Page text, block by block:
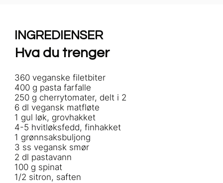
360 veganske filetbiter
400 g pasta farfalle
250 g cherrytomater, delt i 2
6 dl vegansk matfløte
1 gul løk, grovhakket
4-5 hvitløksfedd, finhakket
1 grønnsaksbuljong
3 ss vegansk smør
2 dl pastavann
100 g spinat
1/2 sitron, saften
INGREDIENSER
Hva du trenger